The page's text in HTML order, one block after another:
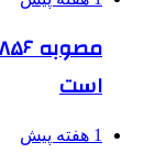
است
1 هفته پیش